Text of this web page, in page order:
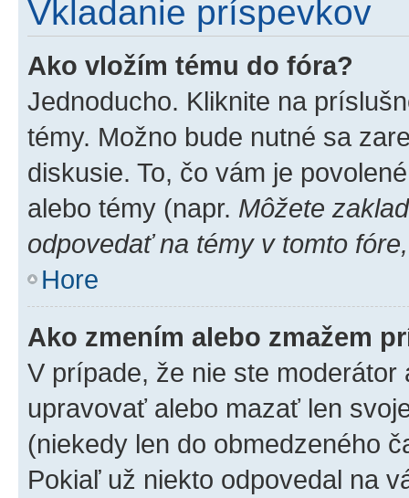
Vkladanie príspevkov
Ako vložím tému do fóra?
Jednoducho. Kliknite na
témy. Možno bude nutné sa
diskusie. To, čo vám je
alebo témy (napr. Môžete
odpovedať na témy v tomto
Hore
Ako zmením alebo zmažem
V prípade, že nie ste
upravovať alebo mazať len
(niekedy len do obmedzeného
Pokiaľ už niekto odpovedal na